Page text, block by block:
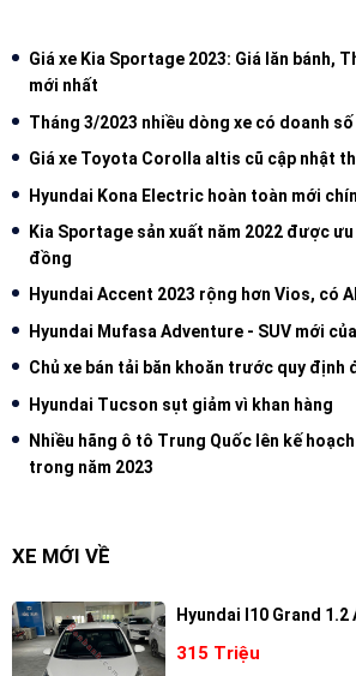
Giá xe Kia Sportage 2023: Giá lăn bánh,
mới nhất
Tháng 3/2023 nhiều dòng xe có doanh
Giá xe Toyota Corolla altis cũ cập nhật
Hyundai Kona Electric hoàn toàn mới
Kia Sportage sản xuất năm 2022 được
đồng
Hyundai Accent 2023 rộng hơn Vios, có
Hyundai Mufasa Adventure - SUV mới
Chủ xe bán tải băn khoăn trước quy định
Hyundai Tucson sụt giảm vì khan hàng
Nhiều hãng ô tô Trung Quốc lên kế
trong năm 2023
XE MỚI VỀ
Hyundai I10 Grand 1.2
315 Triệu